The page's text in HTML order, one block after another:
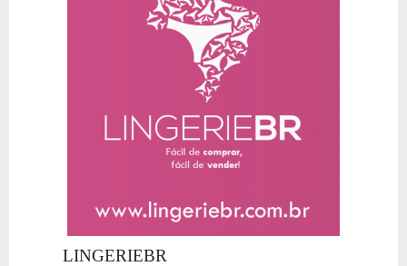
LINGERIEBR